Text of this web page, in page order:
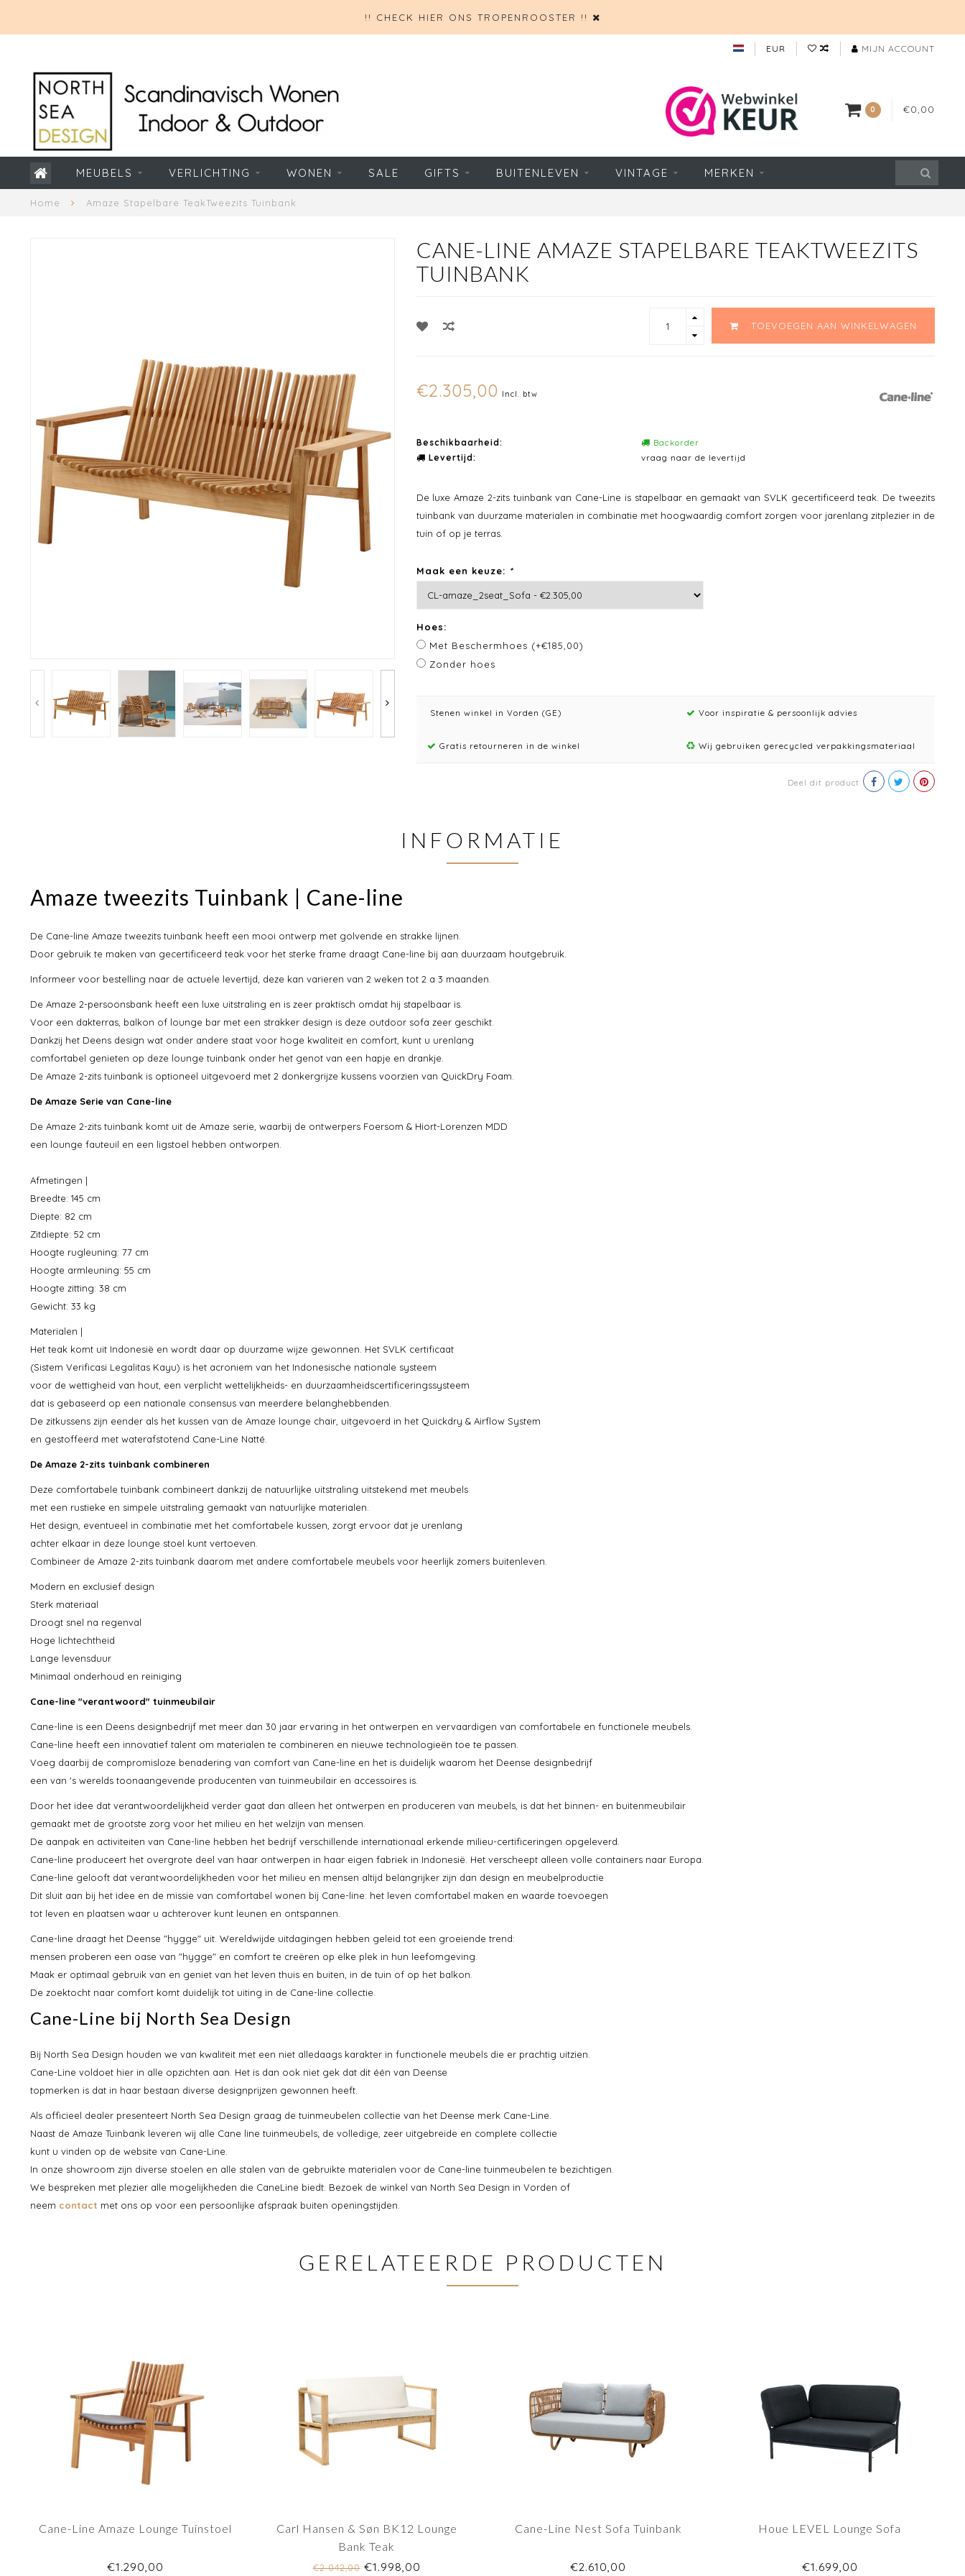
!! CHECK HIER ONS TROPENROOSTER !!
EUR MIJN ACCOUNT
0 €0,00
MEUBELS VERLICHTING WONEN SALE GIFTS BUITENLEVEN VINTAGE MERKEN
Home Amaze Stapelbare TeakTweezits Tuinbank
CANE-LINE AMAZE STAPELBARE TEAKTWEEZITS
TUINBANK
TOEVOEGEN AAN WINKELWAGEN
€2.305,00 Incl. btw
Beschikbaarheid:
Backorder
Levertijd:
vraag naar de levertijd
De luxe Amaze 2-zits tuinbank van Cane-Line is stapelbaar en gemaakt van SVLK gecertificeerd teak. De tweezits
tuinbank van duurzame materialen in combinatie met hoogwaardig comfort zorgen voor jarenlang zitplezier in de
tuin of op je terras.
Maak een keuze: *
Hoes:
Met Beschermhoes (+€185,00)
Zonder hoes
Stenen winkel in Vorden (GE) Voor inspiratie & persoonlijk advies
Gratis retourneren in de winkel Wij gebruiken gerecycled verpakkingsmateriaal
Deel dit product
INFORMATIE
Amaze tweezits Tuinbank | Cane-line
De Cane-line Amaze tweezits tuinbank heeft een mooi ontwerp met golvende en strakke lijnen.
Door gebruik te maken van gecertificeerd teak voor het sterke frame draagt Cane-line bij aan duurzaam houtgebruik.
Informeer voor bestelling naar de actuele levertijd, deze kan varieren van 2 weken tot 2 a 3 maanden.
De Amaze 2-persoonsbank heeft een luxe uitstraling en is zeer praktisch omdat hij stapelbaar is.
Voor een dakterras, balkon of lounge bar met een strakker design is deze outdoor sofa zeer geschikt.
Dankzij het Deens design wat onder andere staat voor hoge kwaliteit en comfort, kunt u urenlang
comfortabel genieten op deze lounge tuinbank onder het genot van een hapje en drankje.
De Amaze 2-zits tuinbank is optioneel uitgevoerd met 2 donkergrijze kussens voorzien van QuickDry Foam.
De Amaze Serie van Cane-line
De Amaze 2-zits tuinbank komt uit de Amaze serie, waarbij de ontwerpers Foersom & Hiort-Lorenzen MDD
een lounge fauteuil en een ligstoel hebben ontworpen.
Afmetingen |
Breedte: 145 cm
Diepte: 82 cm
Zitdiepte: 52 cm
Hoogte rugleuning: 77 cm
Hoogte armleuning: 55 cm
Hoogte zitting: 38 cm
Gewicht: 33 kg
Materialen |
Het teak komt uit Indonesië en wordt daar op duurzame wijze gewonnen. Het SVLK certificaat
(Sistem Verificasi Legalitas Kayu) is het acroniem van het Indonesische nationale systeem
voor de wettigheid van hout, een verplicht wettelijkheids- en duurzaamheidscertificeringssysteem
dat is gebaseerd op een nationale consensus van meerdere belanghebbenden.
De zitkussens zijn eender als het kussen van de Amaze lounge chair, uitgevoerd in het Quickdry & Airflow System
en gestoffeerd met waterafstotend Cane-Line Natté.
De Amaze 2-zits tuinbank combineren
Deze comfortabele tuinbank combineert dankzij de natuurlijke uitstraling uitstekend met meubels
met een rustieke en simpele uitstraling gemaakt van natuurlijke materialen.
Het design, eventueel in combinatie met het comfortabele kussen, zorgt ervoor dat je urenlang
achter elkaar in deze lounge stoel kunt vertoeven.
Combineer de Amaze 2-zits tuinbank daarom met andere comfortabele meubels voor heerlijk zomers buitenleven.
Modern en exclusief design
Sterk materiaal
Droogt snel na regenval
Hoge lichtechtheid
Lange levensduur
Minimaal onderhoud en reiniging
Cane-line "verantwoord" tuinmeubilair
Cane-line is een Deens designbedrijf met meer dan 30 jaar ervaring in het ontwerpen en vervaardigen van comfortabele en functionele meubels.
Cane-line heeft een innovatief talent om materialen te combineren en nieuwe technologieën toe te passen.
Voeg daarbij de compromisloze benadering van comfort van Cane-line en het is duidelijk waarom het Deense designbedrijf
een van 's werelds toonaangevende producenten van tuinmeubilair en accessoires is.
Door het idee dat verantwoordelijkheid verder gaat dan alleen het ontwerpen en produceren van meubels, is dat het binnen- en buitenmeubilair
gemaakt met de grootste zorg voor het milieu en het welzijn van mensen.
De aanpak en activiteiten van Cane-line hebben het bedrijf verschillende internationaal erkende milieu-certificeringen opgeleverd.
Cane-line produceert het overgrote deel van haar ontwerpen in haar eigen fabriek in Indonesië. Het verscheept alleen volle containers naar Europa.
Cane-line gelooft dat verantwoordelijkheden voor het milieu en mensen altijd belangrijker zijn dan design en meubelproductie
Dit sluit aan bij het idee en de missie van comfortabel wonen bij Cane-line: het leven comfortabel maken en waarde toevoegen
tot leven en plaatsen waar u achterover kunt leunen en ontspannen.
Cane-line draagt het Deense "hygge" uit. Wereldwijde uitdagingen hebben geleid tot een groeiende trend:
mensen proberen een oase van "hygge" en comfort te creëren op elke plek in hun leefomgeving.
Maak er optimaal gebruik van en geniet van het leven thuis en buiten, in de tuin of op het balkon.
De zoektocht naar comfort komt duidelijk tot uiting in de Cane-line collectie.
Cane-Line bij North Sea Design
Bij North Sea Design houden we van kwaliteit met een niet alledaags karakter in functionele meubels die er prachtig uitzien.
Cane-Line voldoet hier in alle opzichten aan. Het is dan ook niet gek dat dit één van Deense
topmerken is dat in haar bestaan diverse designprijzen gewonnen heeft.
Als officieel dealer presenteert North Sea Design graag de tuinmeubelen collectie van het Deense merk Cane-Line.
Naast de Amaze Tuinbank leveren wij alle Cane line tuinmeubels; de volledige, zeer uitgebreide en complete collectie
kunt u vinden op de website van Cane-Line.
In onze showroom zijn diverse stoelen en alle stalen van de gebruikte materialen voor de Cane-line tuinmeubelen te bezichtigen.
We bespreken met plezier alle mogelijkheden die CaneLine biedt. Bezoek de winkel van North Sea Design in Vorden of
neem contact met ons op voor een persoonlijke afspraak buiten openingstijden.
GERELATEERDE PRODUCTEN
Cane-Line Amaze Lounge Tuinstoel
€1.290,00
Carl Hansen & Søn BK12 Lounge
Bank Teak
€2.042,00€1.998,00
Cane-Line Nest Sofa Tuinbank
€2.610,00
Houe LEVEL Lounge Sofa
€1.699,00